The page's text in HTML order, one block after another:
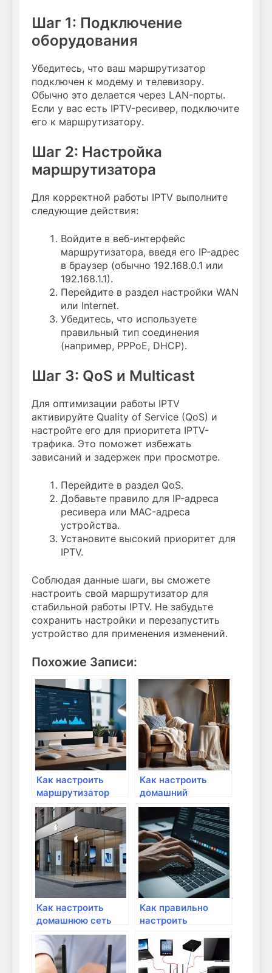
Шаг 1: Подключение
оборудования
Убедитесь, что ваш маршрутизатор
подключен к модему и телевизору.
Обычно это делается через LAN-порты.
Если у вас есть IPTV-ресивер, подключите
его к маршрутизатору.
Шаг 2: Настройка
маршрутизатора
Для корректной работы IPTV выполните
следующие действия:
Войдите в веб-интерфейс
маршрутизатора, введя его IP-адрес
в браузер (обычно 192.168.0.1 или
192.168.1.1).
Перейдите в раздел настройки WAN
или Internet.
Убедитесь, что используете
правильный тип соединения
(например, PPPoE, DHCP).
Шаг 3: QoS и Multicast
Для оптимизации работы IPTV
активируйте Quality of Service (QoS) и
настройте его для приоритета IPTV-
трафика. Это поможет избежать
зависаний и задержек при просмотре.
Перейдите в раздел QoS.
Добавьте правило для IP-адреса
ресивера или MAC-адреса
устройства.
Установите высокий приоритет для
IPTV.
Соблюдая данные шаги, вы сможете
настроить свой маршрутизатор для
стабильной работы IPTV. Не забудьте
сохранить настройки и перезапустить
устройство для применения изменений.
Похожие Записи:
Как настроить
маршрутизатор
для работы с
несколькими
провайдерами?
Как настроить
домашний
интернет
самостоятельно
Как настроить
домашнюю сеть
для удаленной
работы?
Как правильно
настроить